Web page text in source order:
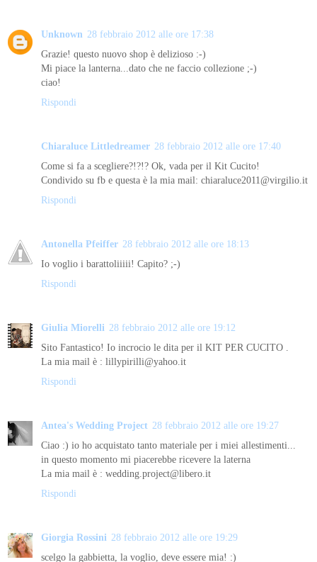
Unknown 28 febbraio 2012 alle ore 17:38
Grazie! questo nuovo shop è delizioso :-)
Mi piace la lanterna...dato che ne faccio collezione ;-)
ciao!
Rispondi
Chiaraluce Littledreamer 28 febbraio 2012 alle ore 17:40
Come si fa a scegliere?!?!? Ok, vada per il Kit Cucito!
Condivido su fb e questa è la mia mail: chiaraluce2011@virgilio.it
Rispondi
Antonella Pfeiffer 28 febbraio 2012 alle ore 18:13
Io voglio i barattoliiiii! Capito? ;-)
Rispondi
Giulia Miorelli 28 febbraio 2012 alle ore 19:12
Sito Fantastico! Io incrocio le dita per il KIT PER CUCITO .
La mia mail è : lillypirilli@yahoo.it
Rispondi
Antea's Wedding Project 28 febbraio 2012 alle ore 19:27
Ciao :) io ho acquistato tanto materiale per i miei allestimenti...
in questo momento mi piacerebbe ricevere la laterna
La mia mail è : wedding.project@libero.it
Rispondi
Giorgia Rossini 28 febbraio 2012 alle ore 19:29
scelgo la gabbietta, la voglio, deve essere mia! :)